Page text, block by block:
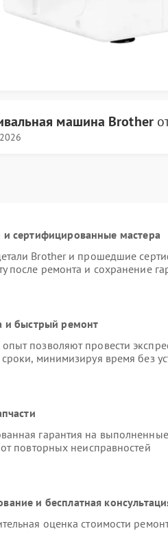
машина Brother
и сертифицированные мастера
Brother и прошедшие
после ремонта и сохранение
и быстрый ремонт
позволяют провести
минимизируя время без
гарантия на
повторных неисправностей
и бесплатная
оценка стоимости